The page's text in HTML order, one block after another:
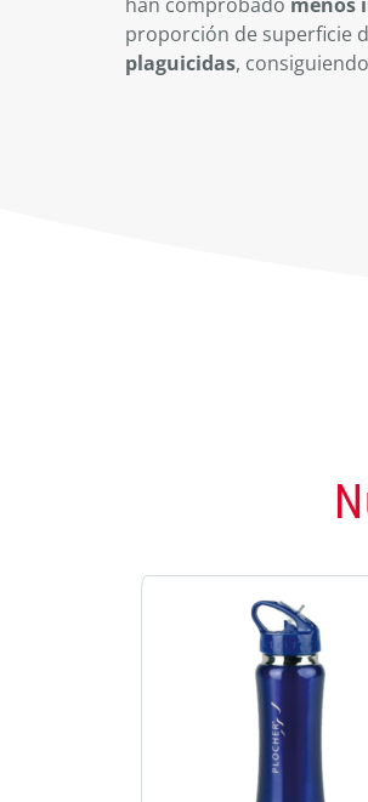
proporción de superficie
plaguicidas,